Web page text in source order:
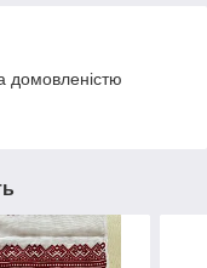
домовленістю